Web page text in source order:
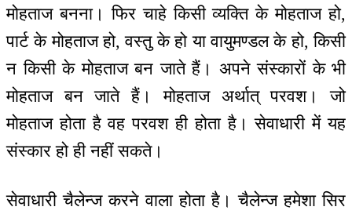
मोहताज बनना। फिर चाहे किसी व्यक्ति के मोहताज हो,
पार्ट के मोहताज हो, वस्तु के हो या वायुमण्डल के हो, किसी
न किसी के मोहताज बन जाते हैं। अपने संस्कारों के भी
मोहताज बन जाते हैं। मोहताज अर्थात् परवश। जो
मोहताज होता है वह परवश ही होता है। सेवाधारी में यह
संस्कार हो ही नहीं सकते।
सेवाधारी चैलेन्ज करने वाला होता है। चैलेन्ज हमेशा सिर